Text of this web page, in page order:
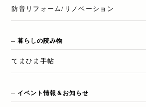
防音リフォーム/リノベーション
暮らしの読み物
てまひま手帖
イベント情報＆お知らせ